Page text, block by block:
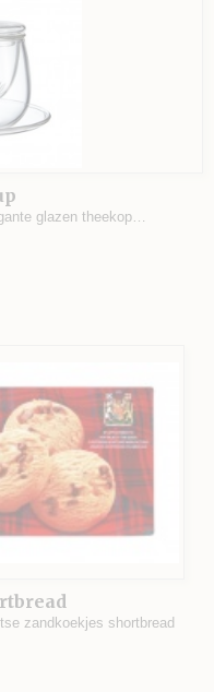
glazen theekop…
zandkoekjes shortbread